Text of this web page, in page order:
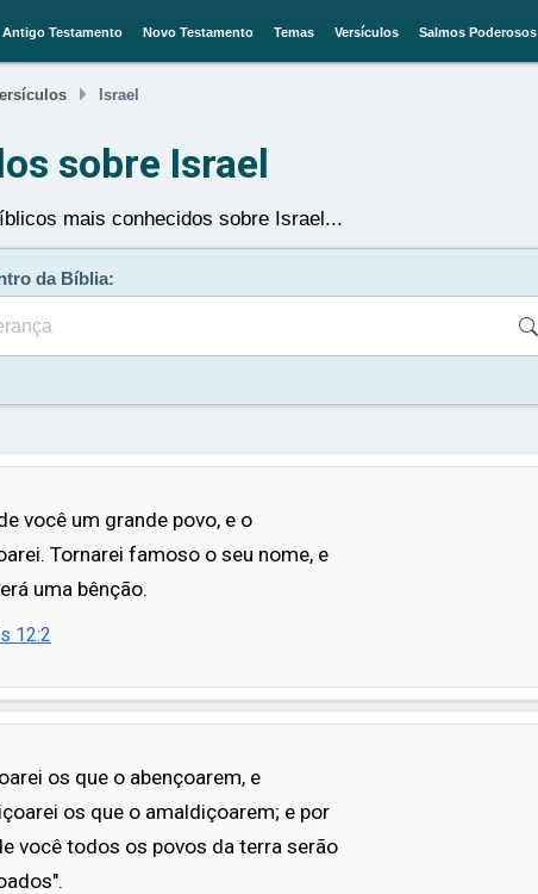
Buscar
Antigo Testamento Novo Testamento Temas Versículos Salmos Poderosos
 Israel
sobre Israel
mais conhecidos sobre Israel...
da Bíblia:
você um grande povo, e o
Tornarei famoso o seu nome, e
uma bênção.
12:2
os que o abençoarem, e
os que o amaldiçoarem; e por
você todos os povos da terra serão